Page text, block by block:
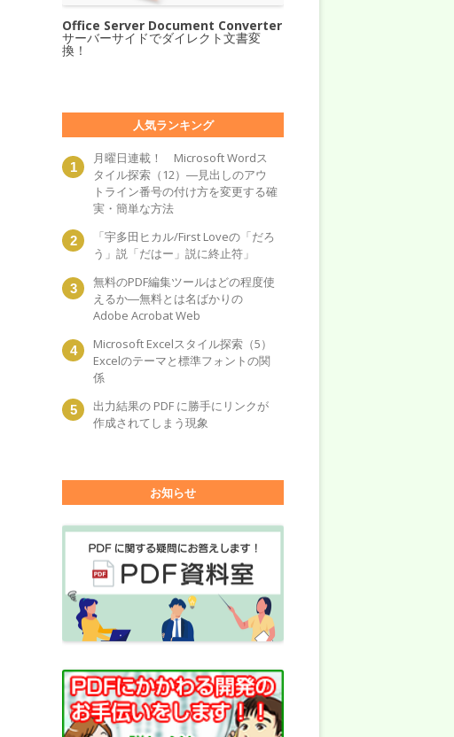
Office Server Document Converter
サーバーサイドでダイレクト文書変
換！
人気ランキング
月曜日連載！ Microsoft Wordス
タイル探索（12）―見出しのアウ
トライン番号の付け方を変更する確
実・簡単な方法
「宇多田ヒカル/First Loveの「だろ
う」説「だはー」説に終止符」
無料のPDF編集ツールはどの程度使
えるか―無料とは名ばかりの
Adobe Acrobat Web
Microsoft Excelスタイル探索（5）
Excelのテーマと標準フォントの関
係
出力結果の PDF に勝手にリンクが
作成されてしまう現象
お知らせ